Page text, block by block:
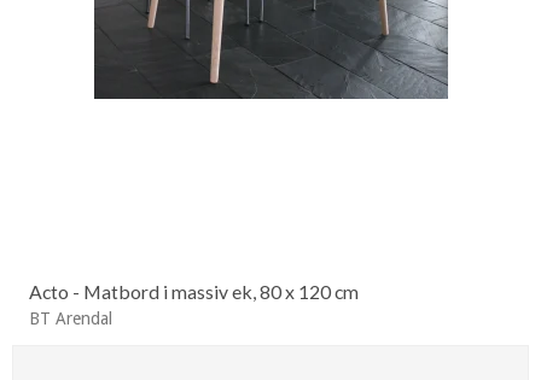
Acto - Matbord i massiv ek, 80 x 120 cm
BT Arendal